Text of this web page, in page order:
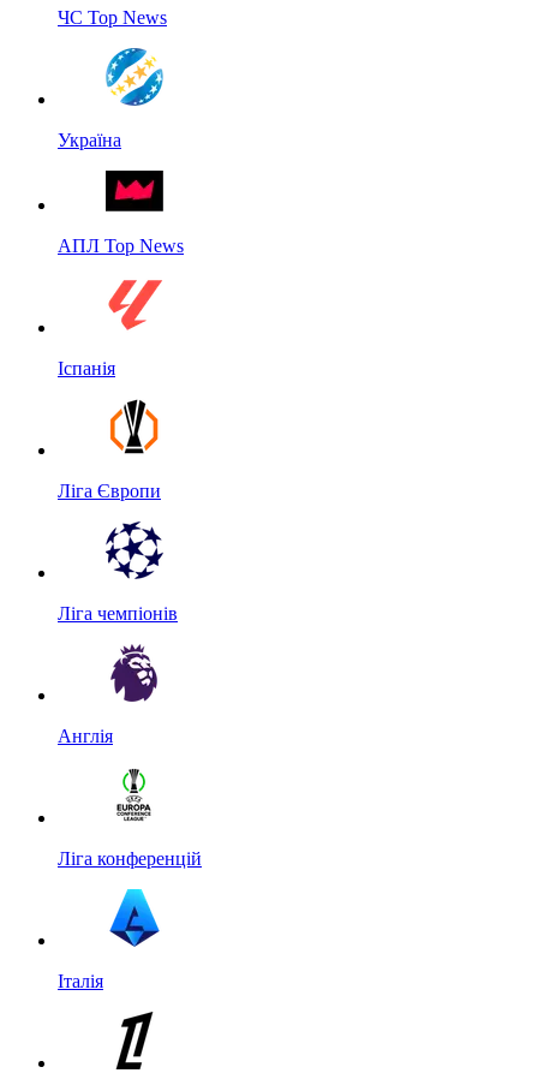
ЧС Top News
Україна
АПЛ Top News
Іспанія
Ліга Європи
Ліга чемпіонів
Англія
Ліга конференцій
Італія